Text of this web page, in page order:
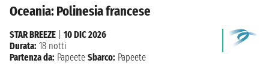
Oceania: Polinesia francese
STAR BREEZE
10 DIC 2026
Durata: 18 notti
Partenza da: Papeete Sbarco: Papeete